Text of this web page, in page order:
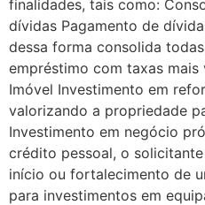
finalidades, tais como:
dívidas Pagamento de
dessa forma consolida
empréstimo com taxas mais
Imóvel Investimento em
valorizando a propriedade
Investimento em negócio
crédito pessoal, o
início ou fortalecimento de
para investimentos em